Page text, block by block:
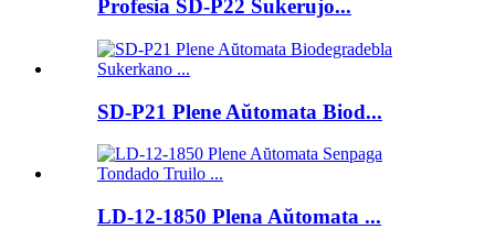
Profesia SD-P22 Sukerujo...
SD-P21 Plene Aŭtomata Biod...
LD-12-1850 Plena Aŭtomata ...